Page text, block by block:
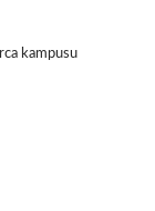
kampusu